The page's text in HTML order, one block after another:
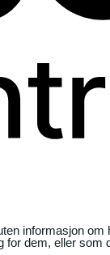
informasjon om
dem, eller som